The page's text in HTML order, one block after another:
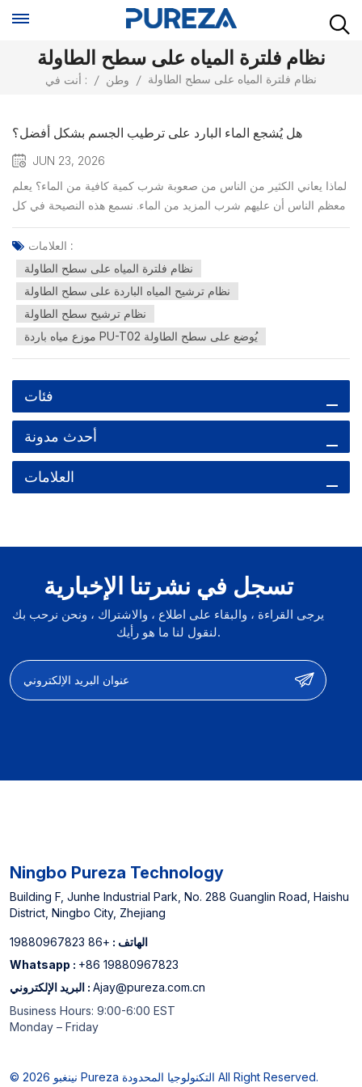
نظام فلترة المياه على سطح الطاولة
أنت في : / وطن / نظام فلترة المياه على سطح الطاولة
هل يُشجع الماء البارد على ترطيب الجسم بشكل أفضل؟
JUN 23, 2026
لماذا يعاني الكثير من الناس من صعوبة شرب كمية كافية من الماء؟ يعلم
معظم الناس أن عليهم شرب المزيد من الماء. نسمع هذه النصيحة في كل
مكان - من المتخصصين في الرعاية الصحية، ومدربي اللياقة البدنية،
ومقالات الصحة العامة. ومع ذلك، لا يزال العديد من البالغين لا يحققون
أهدافهم اليومية في ترطيب الجسم. غالباً...
العلامات :
نظام فلترة المياه على سطح الطاولة
نظام ترشيح المياه الباردة على سطح الطاولة
نظام ترشيح سطح الطاولة
موزع مياه باردة PU-T02 يُوضع على سطح الطاولة
فئات
أحدث مدونة
العلامات
تسجل في نشرتنا الإخبارية
يرجى القراءة ، والبقاء على اطلاع ، والاشتراك ، ونحن نرحب بك
لنقول لنا ما هو رأيك.
Ningbo Pureza Technology
Building F, Junhe Industrial Park, No. 288 Guanglin Road, Haishu
District, Ningbo City, Zhejiang
الهاتف : +86 19880967823
Whatsapp : +86 19880967823
البريد الإلكتروني : Ajay@pureza.com.cn
Business Hours: 9:00-6:00 EST
Monday – Friday
© 2026 نينغبو Pureza التكنولوجيا المحدودة All Right Reserved.